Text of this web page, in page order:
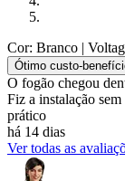
Cor: Branco |
Ótimo custo-
O fogão chegou
Fiz a instalação
prático
há 14 dias
Ver todas as